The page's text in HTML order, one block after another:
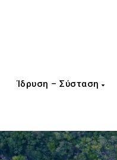
Ίδρυση – Σύσταση